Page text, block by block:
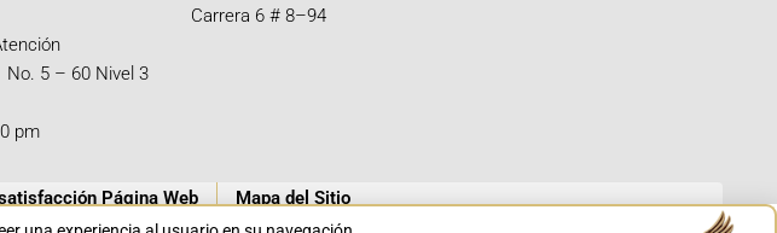
No. 5 – 60 Nivel 3
pm
Carrera 6 # 8–94
Página Web Mapa del Sitio